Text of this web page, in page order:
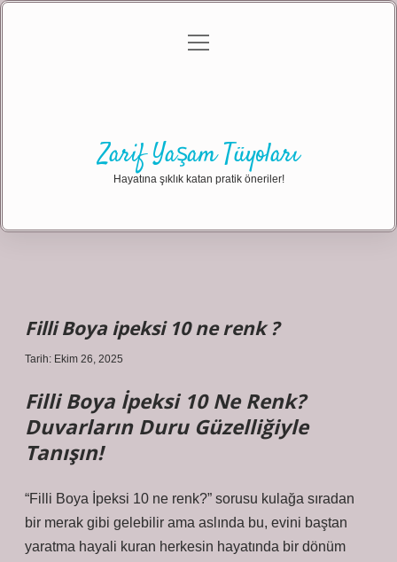
Gizlilik Politikası
menüyü
Zarif Yaşam Tüyoları
Hayatına şıklık katan pratik öneriler!
Filli Boya ipeksi 10 ne renk ?
Tarih: Ekim 26, 2025
Filli Boya İpeksi 10 Ne Renk?
Duvarların Duru Güzelliğiyle
Tanışın!
“Filli Boya İpeksi 10 ne renk?” sorusu kulağa sıradan
bir merak gibi gelebilir ama aslında bu, evini baştan
yaratma hayali kuran herkesin hayatında bir dönüm